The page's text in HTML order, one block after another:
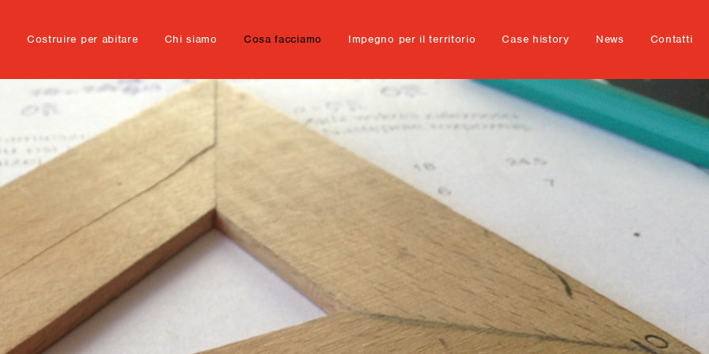
Costruire per abitare Chi siamo Cosa facciamo Impegno per il territorio Case history News Contatti